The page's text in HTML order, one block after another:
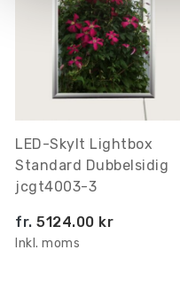
LED-Skylt Lightbox
Standard Dubbelsidig
jcgt4003-3
fr. 5124.00 kr
Inkl. moms